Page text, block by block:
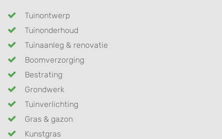
Tuinontwerp
Tuinonderhoud
Tuinaanleg & renovatie
Boomverzorging
Bestrating
Grondwerk
Tuinverlichting
Gras & gazon
Kunstgras